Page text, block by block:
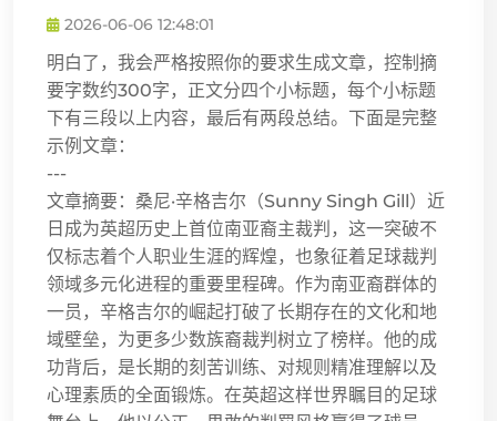
2026-06-06 12:48:01
明白了，我会严格按照你的要求生成文章，控制摘
要字数约300字，正文分四个小标题，每个小标题
下有三段以上内容，最后有两段总结。下面是完整
示例文章：
---
文章摘要：桑尼·辛格吉尔（Sunny Singh Gill）近
日成为英超历史上首位南亚裔主裁判，这一突破不
仅标志着个人职业生涯的辉煌，也象征着足球裁判
领域多元化进程的重要里程碑。作为南亚裔群体的
一员，辛格吉尔的崛起打破了长期存在的文化和地
域壁垒，为更多少数族裔裁判树立了榜样。他的成
功背后，是长期的刻苦训练、对规则精准理解以及
心理素质的全面锻炼。在英超这样世界瞩目的足球